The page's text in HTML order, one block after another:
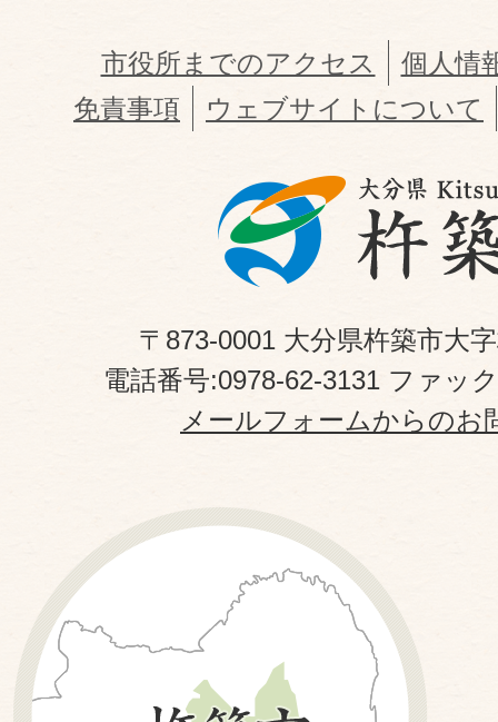
市役所までのアクセス
個人情
免責事項
ウェブサイトについて
〒873-0001 大分県杵築市大
電話番号:0978-62-3131 ファッ
メールフォームからのお